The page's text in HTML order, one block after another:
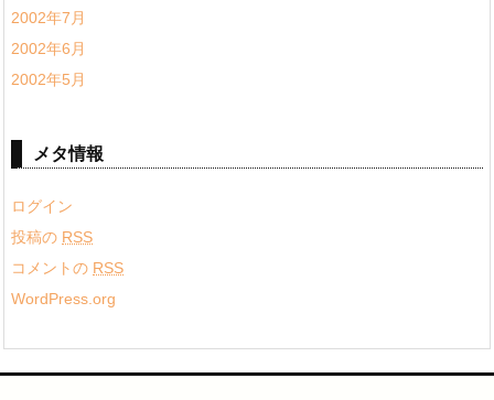
2002年7月
2002年6月
2002年5月
メタ情報
ログイン
投稿の RSS
コメントの RSS
WordPress.org